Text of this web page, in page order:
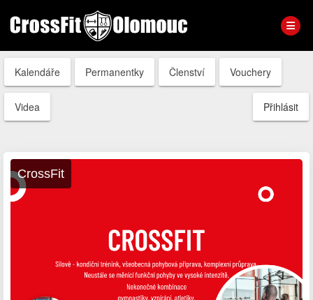
Kalendáře Permanentky Členství Vouchery
Videa Přihlásit
CrossFit